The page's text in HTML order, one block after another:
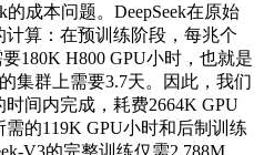
成本问题。DeepSeek在原始
算：在预训练阶段，每兆个
180K H800 GPU小时，也就是
集群上需要3.7天。因此，我们
间内完成，耗费2664K GPU
的119K GPU小时和后制训练
V3的完整训练仅需2.788M